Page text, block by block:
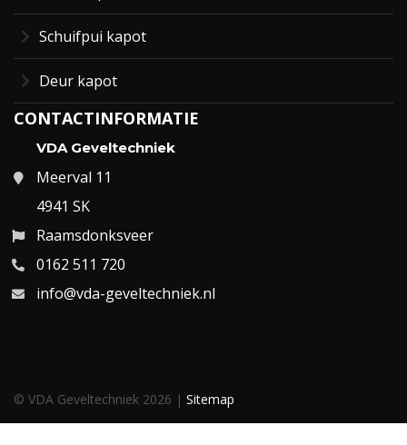
Schuifpui kapot
Deur kapot
CONTACTINFORMATIE
VDA Geveltechniek
Meerval 11
4941 SK
Raamsdonksveer
0162 511 720
info@vda-geveltechniek.nl
© VDA Geveltechniek 2026 | Sitemap